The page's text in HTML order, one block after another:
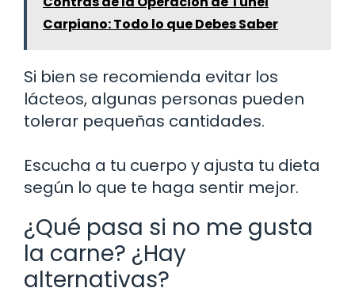
Carpiano: Todo lo que Debes Saber
Si bien se recomienda evitar los
lácteos, algunas personas pueden
tolerar pequeñas cantidades.
Escucha a tu cuerpo y ajusta tu dieta
según lo que te haga sentir mejor.
¿Qué pasa si no me gusta
la carne? ¿Hay
alternativas?